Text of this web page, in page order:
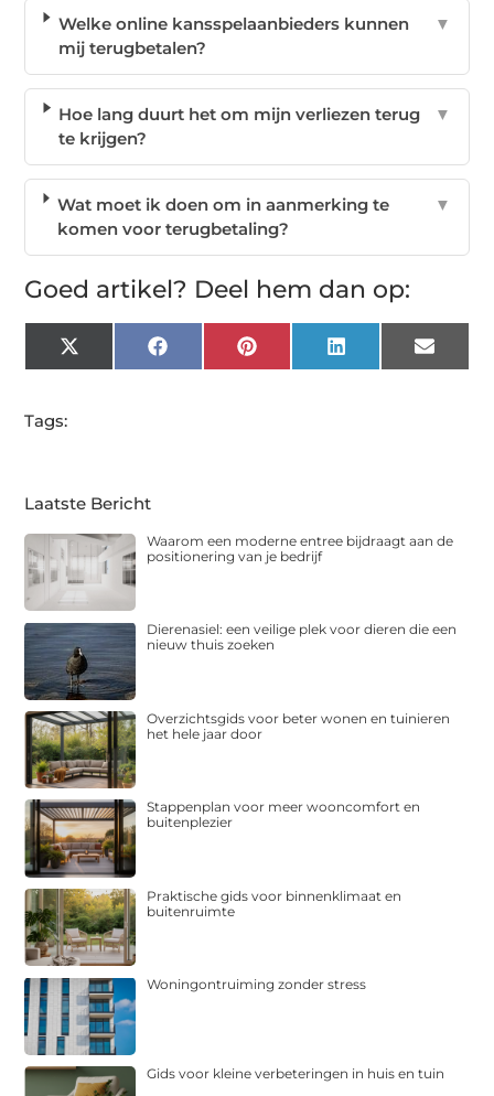
Welke online kansspelaanbieders kunnen
mij terugbetalen?
▼
Hoe lang duurt het om mijn verliezen terug
te krijgen?
▼
Wat moet ik doen om in aanmerking te
komen voor terugbetaling?
▼
Goed artikel? Deel hem dan op:
X
(Twitter)
FacebookPinterest LinkedIn Email
Tags:
Laatste Bericht
Waarom een moderne entree bijdraagt aan de
positionering van je bedrijf
Dierenasiel: een veilige plek voor dieren die een
nieuw thuis zoeken
Overzichtsgids voor beter wonen en tuinieren
het hele jaar door
Stappenplan voor meer wooncomfort en
buitenplezier
Praktische gids voor binnenklimaat en
buitenruimte
Woningontruiming zonder stress
Gids voor kleine verbeteringen in huis en tuin